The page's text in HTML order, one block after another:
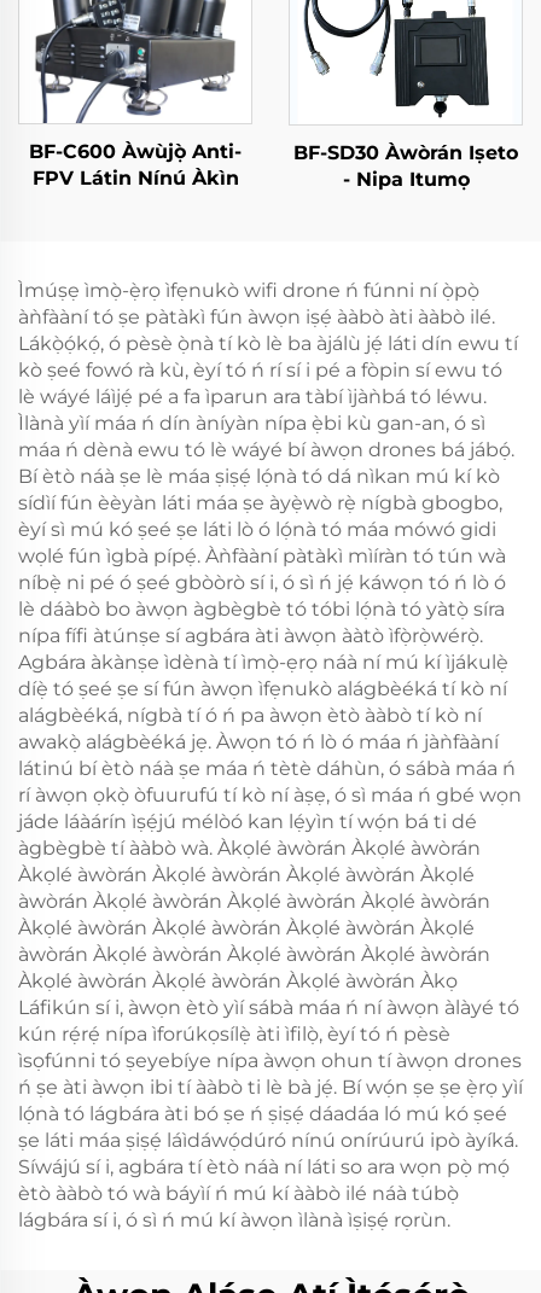
BF-C600 Àwùjọ̀ Anti-
FPV Látin Nínú Àkìn
BF-SD30 Àwòrán Iṣeto
- Nipa Itumọ
Ìmúṣẹ ìmọ̀-ẹ̀rọ ìfẹnukò wifi drone ń fúnni ní ọ̀pọ̀
àǹfààní tó ṣe pàtàkì fún àwọn iṣẹ́ ààbò àti ààbò ilé.
Lákọ̀ọ́kọ́, ó pèsè ọ̀nà tí kò lè ba àjálù jẹ́ láti dín ewu tí
kò ṣeé fowó rà kù, èyí tó ń rí sí i pé a fòpin sí ewu tó
lè wáyé láìjẹ́ pé a fa ìparun ara tàbí ìjàǹbá tó léwu.
Ìlànà yìí máa ń dín àníyàn nípa ẹ̀bi kù gan-an, ó sì
máa ń dènà ewu tó lè wáyé bí àwọn drones bá jábọ́.
Bí ètò náà ṣe lè máa ṣiṣẹ́ lọ́nà tó dá nìkan mú kí kò
sídìí fún èèyàn láti máa ṣe àyẹ̀wò rẹ̀ nígbà gbogbo,
èyí sì mú kó ṣeé ṣe láti lò ó lọ́nà tó máa mówó gidi
wọlé fún ìgbà pípẹ́. Àǹfààní pàtàkì mìíràn tó tún wà
níbẹ̀ ni pé ó ṣeé gbòòrò sí i, ó sì ń jẹ́ káwọn tó ń lò ó
lè dáàbò bo àwọn àgbègbè tó tóbi lọ́nà tó yàtọ̀ síra
nípa fífi àtúnṣe sí agbára àti àwọn ààtò ìfọ̀rọ̀wérọ̀.
Agbára àkànṣe ìdènà tí ìmọ̀-ẹrọ náà ní mú kí ìjákulẹ̀
díẹ̀ tó ṣeé ṣe sí fún àwọn ìfẹnukò alágbèéká tí kò ní
alágbèéká, nígbà tí ó ń pa àwọn ètò ààbò tí kò ní
awakọ̀ alágbèéká jẹ. Àwọn tó ń lò ó máa ń jàǹfààní
látinú bí ètò náà ṣe máa ń tètè dáhùn, ó sábà máa ń
rí àwọn ọkọ̀ òfuurufú tí kò ní àṣẹ, ó sì máa ń gbé wọn
jáde láàárín ìṣẹ́jú mélòó kan lẹ́yìn tí wọ́n bá ti dé
àgbègbè tí ààbò wà. Àkọlé àwòrán Àkọlé àwòrán
Àkọlé àwòrán Àkọlé àwòrán Àkọlé àwòrán Àkọlé
àwòrán Àkọlé àwòrán Àkọlé àwòrán Àkọlé àwòrán
Àkọlé àwòrán Àkọlé àwòrán Àkọlé àwòrán Àkọlé
àwòrán Àkọlé àwòrán Àkọlé àwòrán Àkọlé àwòrán
Àkọlé àwòrán Àkọlé àwòrán Àkọlé àwòrán Àkọ
Láfikún sí i, àwọn ètò yìí sábà máa ń ní àwọn àlàyé tó
kún rẹ́rẹ́ nípa ìforúkọsílẹ̀ àti ìfilọ̀, èyí tó ń pèsè
ìsọfúnni tó ṣeyebíye nípa àwọn ohun tí àwọn drones
ń ṣe àti àwọn ibi tí ààbò ti lè bà jẹ́. Bí wọ́n ṣe ṣe ẹ̀rọ yìí
lọ́nà tó lágbára àti bó ṣe ń ṣiṣẹ́ dáadáa ló mú kó ṣeé
ṣe láti máa ṣiṣẹ́ láìdáwọ́dúró nínú onírúurú ipò àyíká.
Síwájú sí i, agbára tí ètò náà ní láti so ara wọn pọ̀ mọ́
ètò ààbò tó wà báyìí ń mú kí ààbò ilé náà túbọ̀
lágbára sí i, ó sì ń mú kí àwọn ìlànà ìṣiṣẹ́ rọrùn.